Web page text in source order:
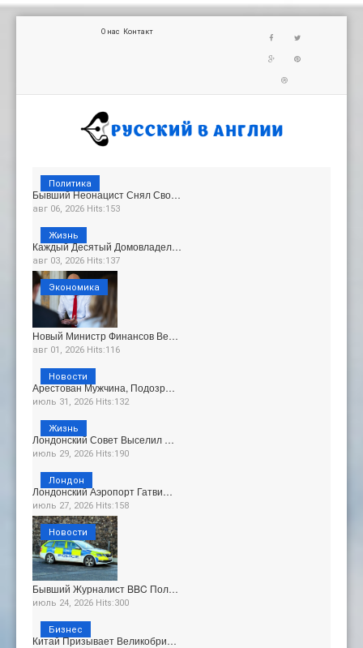
О нас Контакт
Бывший Неонацист Снял Сво…
авг 06, 2026 Hits:153
Политика
Каждый Десятый Домовладел…
авг 03, 2026 Hits:137
Жизнь
Новый Министр Финансов Ве…
авг 01, 2026 Hits:116
Экономика
Арестован Мужчина, Подозр…
июль 31, 2026 Hits:132
Новости
Лондонский Совет Выселил …
июль 29, 2026 Hits:190
Жизнь
Лондонский Аэропорт Гатви…
июль 27, 2026 Hits:158
Лондон
Бывший Журналист BBC Пол…
июль 24, 2026 Hits:300
Новости
Китай Призывает Великобри…
Бизнес